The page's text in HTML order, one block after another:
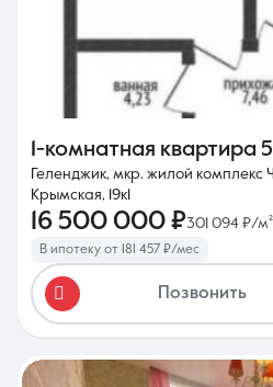
1-комнатная квартира
Геленджик, мкр. жилой комплекс
Крымская, 19к1
16 500 000 ₽301 094 ₽/м²
В ипотеку от 181 457 ₽/мес
Позвонить